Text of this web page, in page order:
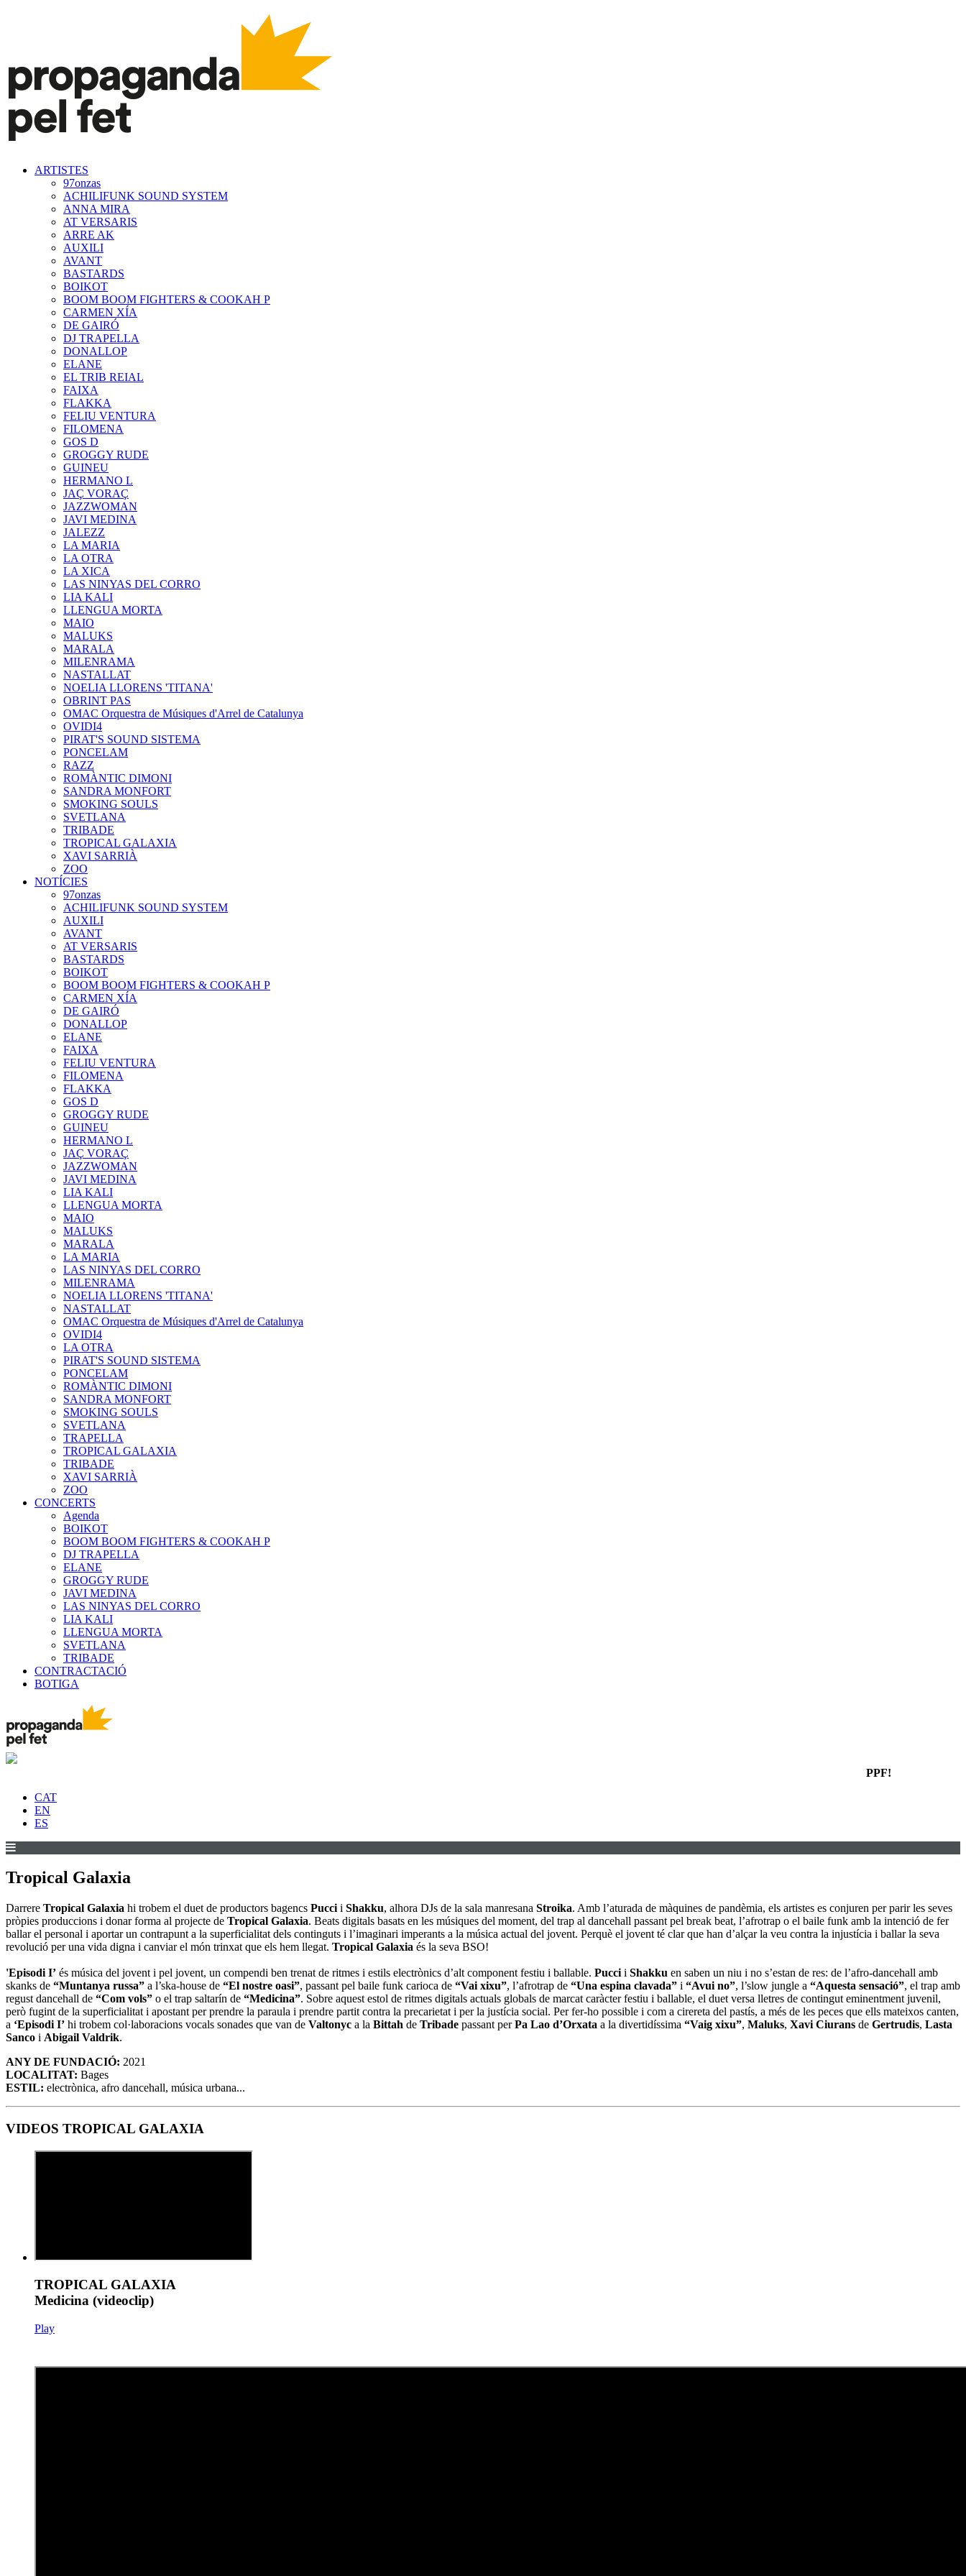
ARTISTES
97onzas
ACHILIFUNK SOUND SYSTEM
ANNA MIRA
AT VERSARIS
ARRE AK
AUXILI
AVANT
BASTARDS
BOIKOT
BOOM BOOM FIGHTERS & COOKAH P
CARMEN XÍA
DE GAIRÓ
DJ TRAPELLA
DONALLOP
ELANE
EL TRIB REIAL
FAIXA
FLAKKA
FELIU VENTURA
FILOMENA
GOS D
GROGGY RUDE
GUINEU
HERMANO L
JAÇ VORAÇ
JAZZWOMAN
JAVI MEDINA
JALEZZ
LA MARIA
LA OTRA
LA XICA
LAS NINYAS DEL CORRO
LIA KALI
LLENGUA MORTA
MAIO
MALUKS
MARALA
MILENRAMA
NASTALLAT
NOELIA LLORENS 'TITANA'
OBRINT PAS
OMAC Orquestra de Músiques d'Arrel de Catalunya
OVIDI4
PIRAT'S SOUND SISTEMA
PONCELAM
RAZZ
ROMÀNTIC DIMONI
SANDRA MONFORT
SMOKING SOULS
SVETLANA
TRIBADE
TROPICAL GALAXIA
XAVI SARRIÀ
ZOO
NOTÍCIES
97onzas
ACHILIFUNK SOUND SYSTEM
AUXILI
AVANT
AT VERSARIS
BASTARDS
BOIKOT
BOOM BOOM FIGHTERS & COOKAH P
CARMEN XÍA
DE GAIRÓ
DONALLOP
ELANE
FAIXA
FELIU VENTURA
FILOMENA
FLAKKA
GOS D
GROGGY RUDE
GUINEU
HERMANO L
JAÇ VORAÇ
JAZZWOMAN
JAVI MEDINA
LIA KALI
LLENGUA MORTA
MAIO
MALUKS
MARALA
LA MARIA
LAS NINYAS DEL CORRO
MILENRAMA
NOELIA LLORENS 'TITANA'
NASTALLAT
OMAC Orquestra de Músiques d'Arrel de Catalunya
OVIDI4
LA OTRA
PIRAT'S SOUND SISTEMA
PONCELAM
ROMÀNTIC DIMONI
SANDRA MONFORT
SMOKING SOULS
SVETLANA
TRAPELLA
TROPICAL GALAXIA
TRIBADE
XAVI SARRIÀ
ZOO
CONCERTS
Agenda
BOIKOT
BOOM BOOM FIGHTERS & COOKAH P
DJ TRAPELLA
ELANE
GROGGY RUDE
JAVI MEDINA
LAS NINYAS DEL CORRO
LIA KALI
LLENGUA MORTA
SVETLANA
TRIBADE
CONTRACTACIÓ
BOTIGA
PPF!
CAT
EN
ES
Tropical Galaxia
Darrere Tropical Galaxia hi trobem el duet de productors bagencs Pucci i Shakku, alhora DJs de la sala manresana Stroika. Amb l’aturada de màquines de pandèmia, els artistes es conjuren per parir les seves
pròpies produccions i donar forma al projecte de Tropical Galaxia. Beats digitals basats en les músiques del moment, del trap al dancehall passant pel break beat, l’afrotrap o el baile funk amb la intenció de fer
ballar el personal i aportar un contrapunt a la superficialitat dels continguts i l’imaginari imperants a la música actual del jovent. Perquè el jovent té clar que han d’alçar la veu contra la injustícia i ballar la seva
revolució per una vida digna i canviar el món trinxat que els hem llegat. Tropical Galaxia és la seva BSO!
'Episodi I’ és música del jovent i pel jovent, un compendi ben trenat de ritmes i estils electrònics d’alt component festiu i ballable. Pucci i Shakku en saben un niu i no s’estan de res: de l’afro-dancehall amb
skanks de “Muntanya russa” a l’ska-house de “El nostre oasi”, passant pel baile funk carioca de “Vai xixu”, l’afrotrap de “Una espina clavada” i “Avui no”, l’slow jungle a “Aquesta sensació”, el trap amb
regust dancehall de “Com vols” o el trap saltarín de “Medicina”. Sobre aquest estol de ritmes digitals actuals globals de marcat caràcter festiu i ballable, el duet versa lletres de contingut eminentment juvenil,
però fugint de la superficialitat i apostant per prendre la paraula i prendre partit contra la precarietat i per la justícia social. Per fer-ho possible i com a cirereta del pastís, a més de les peces que ells mateixos canten,
a ‘Episodi I’ hi trobem col·laboracions vocals sonades que van de Valtonyc a la Bittah de Tribade passant perPa Lao d’Orxata a la divertidíssima “Vaig xixu”, Maluks, Xavi Ciurans de Gertrudis, Lasta
Sanco i Abigail Valdrik.
ANY DE FUNDACIÓ: 2021
LOCALITAT: Bages
ESTIL: electrònica, afro dancehall, música urbana...
VIDEOS TROPICAL GALAXIA
TROPICAL GALAXIA
Medicina (videoclip)
Play